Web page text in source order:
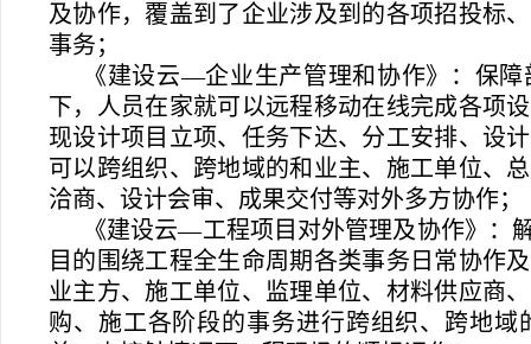
及协作，覆盖到了企业涉及到的各项招投标
事务；
《建设云—企业生产管理和协作》：保
下，人员在家就可以远程移动在线完成各项
现设计项目立项、任务下达、分工安排、设
可以跨组织、跨地域的和业主、施工单位、
洽商、设计会审、成果交付等对外多方协作；
《建设云—工程项目对外管理及协作》：
目的围绕工程全生命周期各类事务日常协作
业主方、施工单位、监理单位、材料供应商
购、施工各阶段的事务进行跨组织、跨地